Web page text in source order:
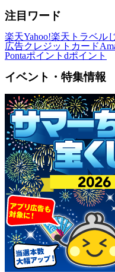
注目ワード
楽天Yahoo!楽天トラベル
広告クレジットカード
Pontaポイント dポイント
イベント・特集情報